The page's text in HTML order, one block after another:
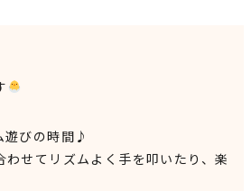
遊びの時間♪
わせてリズムよく手を叩いたり、楽